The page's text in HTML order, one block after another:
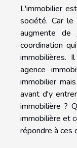
L'immobilier
société. Car le
augmente
coordination
immobilières.
agence
immobilier
avant d'y
immobilière ?
immobilière et
répondre à ces